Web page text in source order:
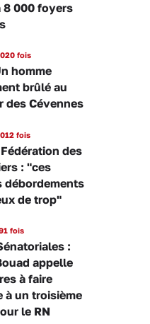
8 000 foyers
fois
homme
brûlé au
des Cévennes
fois
des
: "ces
débordements
de trop"
fois
:
appelle
à faire
à un troisième
le RN